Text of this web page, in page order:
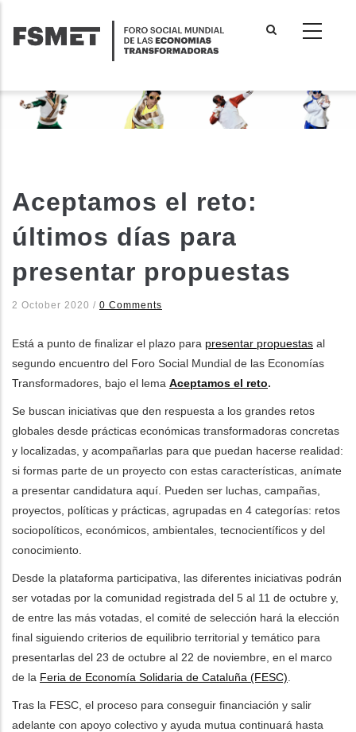
contenido
de acciones
Aceptamos el reto:
últimos días para
presentar propuestas
2 October 2020 / 0 Comments
Está a punto de finalizar el plazo para presentar propuestas al
segundo encuentro del Foro Social Mundial de las Economías
Transformadores, bajo el lema Aceptamos el reto.
Se buscan iniciativas que den respuesta a los grandes retos
globales desde prácticas económicas transformadoras concretas
y localizadas, y acompañarlas para que puedan hacerse realidad:
si formas parte de un proyecto con estas características, anímate
a presentar candidatura aquí. Pueden ser luchas, campañas,
proyectos, políticas y prácticas, agrupadas en 4 categorías: retos
sociopolíticos, económicos, ambientales, tecnocientíficos y del
conocimiento.
Desde la plataforma participativa, las diferentes iniciativas podrán
ser votadas por la comunidad registrada del 5 al 11 de octubre y,
de entre las más votadas, el comité de selección hará la elección
final siguiendo criterios de equilibrio territorial y temático para
presentarlas del 23 de octubre al 22 de noviembre, en el marco
de la Feria de Economía Solidaria de Cataluña (FESC)
Tras la FESC, el proceso para conseguir financiación y salir
adelante con apoyo colectivo y ayuda mutua continuará hasta